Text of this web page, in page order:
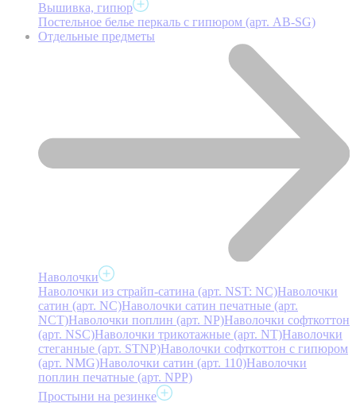
Вышивка, гипюр
Постельное белье перкаль с гипюром (арт. AB-SG)
Отдельные предметы
Наволочки
Наволочки из страйп-сатина (арт. NST: NC)Наволочки
сатин (арт. NC)Наволочки сатин печатные (арт.
NCT)Наволочки поплин (арт. NP)Наволочки софткоттон
(арт. NSC)Наволочки трикотажные (арт. NT)Наволочки
стеганные (арт. STNP)Наволочки софткоттон с гипюром
(арт. NMG)Наволочки сатин (арт. 110)Наволочки
поплин печатные (арт. NPP)
Простыни на резинке